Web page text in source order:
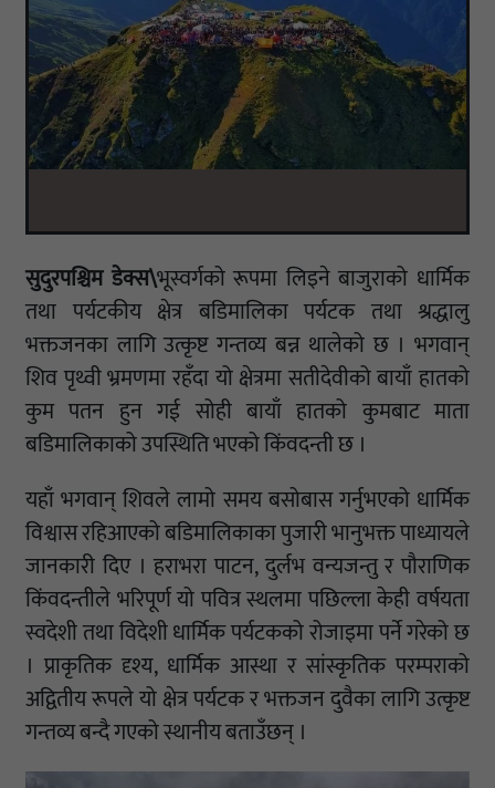
सुदुरपश्चिम डेक्स\भूस्वर्गको रूपमा लिइने बाजुराको धार्मिक
तथा पर्यटकीय क्षेत्र बडिमालिका पर्यटक तथा श्रद्धालु
भक्तजनका लागि उत्कृष्ट गन्तव्य बन्न थालेको छ । भगवान्
शिव पृथ्वी भ्रमणमा रहँदा यो क्षेत्रमा सतीदेवीको बायाँ हातको
कुम पतन हुन गई सोही बायाँ हातको कुमबाट माता
बडिमालिकाको उपस्थिति भएको किंवदन्ती छ ।
यहाँ भगवान् शिवले लामो समय बसोबास गर्नुभएको धार्मिक
विश्वास रहिआएको बडिमालिकाका पुजारी भानुभक्त पाध्यायले
जानकारी दिए । हराभरा पाटन, दुर्लभ वन्यजन्तु र पौराणिक
किंवदन्तीले भरिपूर्ण यो पवित्र स्थलमा पछिल्ला केही वर्षयता
स्वदेशी तथा विदेशी धार्मिक पर्यटकको रोजाइमा पर्ने गरेको छ
। प्राकृतिक दृश्य, धार्मिक आस्था र सांस्कृतिक परम्पराको
अद्वितीय रूपले यो क्षेत्र पर्यटक र भक्तजन दुवैका लागि उत्कृष्ट
गन्तव्य बन्दै गएको स्थानीय बताउँछन् ।